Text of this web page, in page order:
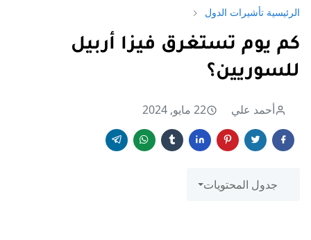
الرئيسية تأشيرات الدول
كم يوم تستغرق فيزا أربيل
للسوريين؟
أحمد علي 22 مايو, 2024
جدول المحتويات